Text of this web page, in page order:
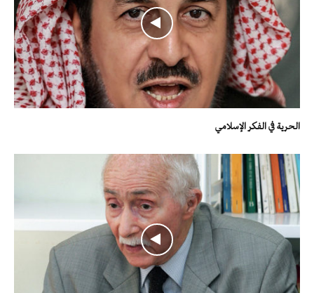
الحرية في الفكر الإسلامي